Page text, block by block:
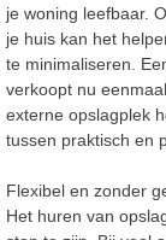
je woning leefbaar.
je huis kan het
te minimaliseren.
verkoopt nu
externe opslagplek
tussen praktisch en
Flexibel en zonder
Het huren van